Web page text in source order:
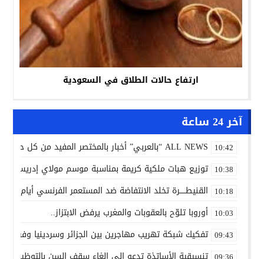
ارتفاع حالات الطلاق في السعودية
آخر 24 ساعة
10:42 ALL NEWS “بالعربي” أخبار بالمختصر المفيد من كل حدب وصوب
10:38 توزيع هبات ملكية كريمة بمناسبة موسم مولاي إدريس
10:18 القنيطـــــرة تخلد الانتفاضة ضد المستعمر الفرنسي أيام 7 و8 و9 غشت 1954.
10:03 أوروبا تلوّح بالعقوبات والمغرب يرفض الابتزاز..
09:43 تفكيك شبكة تهريب مهاجرين بين الجزائر وسردينيا وفرنسا